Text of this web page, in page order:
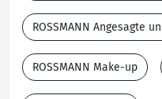
ROSSMANN Angesagte
ROSSMANN Make-up